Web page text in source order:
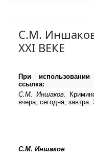
С.М.
XXI ВЕКЕ
При использовании
ссылка:
С.М. Иншаков.
вчера, сегодня,
С.М. Иншаков